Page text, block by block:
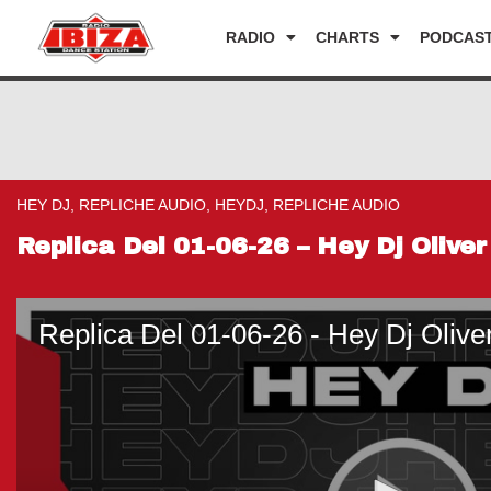
RADIO CHARTS
HEY DJ, REPLICHE AUDIO, HEYDJ, REPLICHE AUDIO
Replica Del 01-06-26 – Hey Dj
Replica Del 01-06-26 - Hey Dj